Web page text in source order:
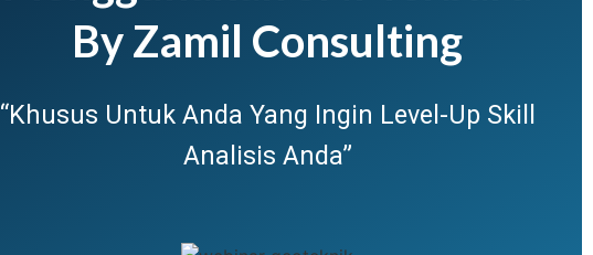
By Zamil Consulting
“Khusus Untuk Anda Yang Ingin Level-Up Skill
Analisis Anda”